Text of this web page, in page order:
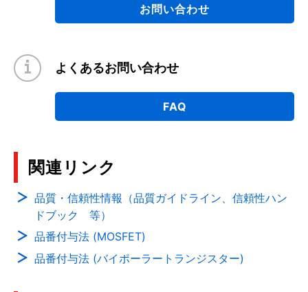
お問い合わせ
よくあるお問い合わせ
FAQ
関連リンク
品質・信頼性情報（品質ガイドライン、信頼性ハン
ドブック 等）
品番付与法 (MOSFET)
品番付与法 (バイポーラートランジスター)